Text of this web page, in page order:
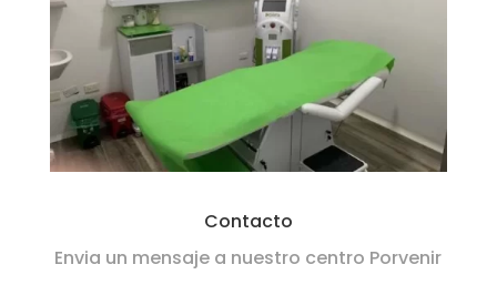
Contacto
Envia un mensaje a nuestro centro Porvenir